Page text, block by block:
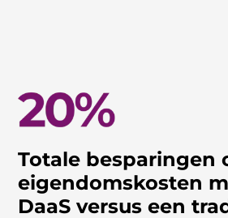
Totale besparingen
eigendomskosten
DaaS versus een